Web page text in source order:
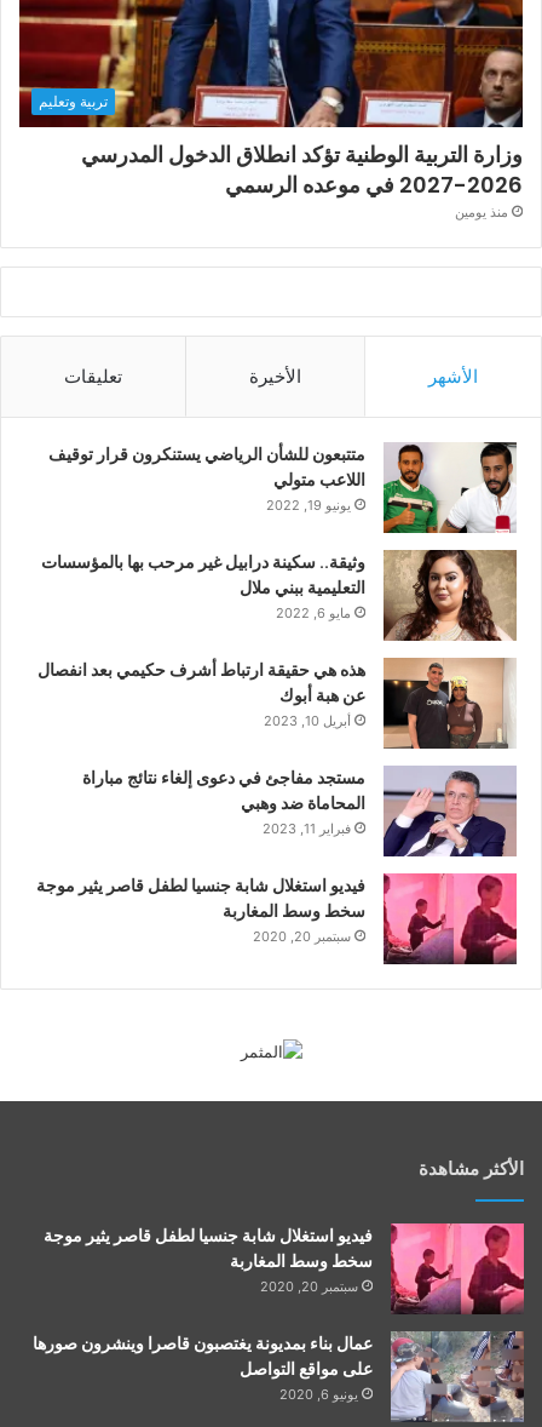
تربية وتعليم
وزارة التربية الوطنية تؤكد انطلاق الدخول المدرسي
2026-2027 في موعده الرسمي
منذ يومين
الأشهر الأخيرة تعليقات
متتبعون للشأن الرياضي يستنكرون قرار توقيف
اللاعب متولي
يونيو 19, 2022
وثيقة.. سكينة درابيل غير مرحب بها بالمؤسسات
التعليمية ببني ملال
مايو 6, 2022
هذه هي حقيقة ارتباط أشرف حكيمي بعد انفصال
عن هبة أبوك
أبريل 10, 2023
مستجد مفاجئ في دعوى إلغاء نتائج مباراة
المحاماة ضد وهبي
فبراير 11, 2023
فيديو استغلال شابة جنسيا لطفل قاصر يثير موجة
سخط وسط المغاربة
سبتمبر 20, 2020
الأكثر مشاهدة
فيديو استغلال شابة جنسيا لطفل قاصر يثير موجة
سخط وسط المغاربة
سبتمبر 20, 2020
عمال بناء بمديونة يغتصبون قاصرا وينشرون صورها
على مواقع التواصل
يونيو 6, 2020